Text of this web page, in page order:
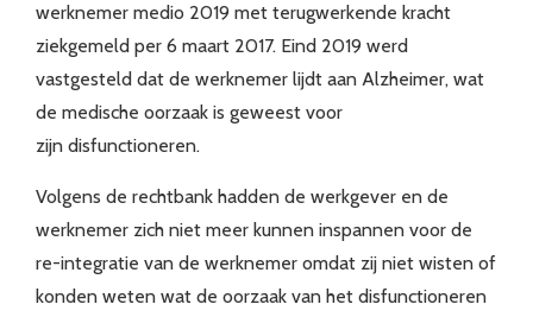
werknemer medio 2019 met terugwerkende kracht
ziekgemeld per 6 maart 2017. Eind 2019 werd
vastgesteld dat de werknemer lijdt aan Alzheimer, wat
de medische oorzaak is geweest voor
zijn disfunctioneren.
Volgens de rechtbank hadden de werkgever en de
werknemer zich niet meer kunnen inspannen voor de
re-integratie van de werknemer omdat zij niet wisten of
konden weten wat de oorzaak van het disfunctioneren